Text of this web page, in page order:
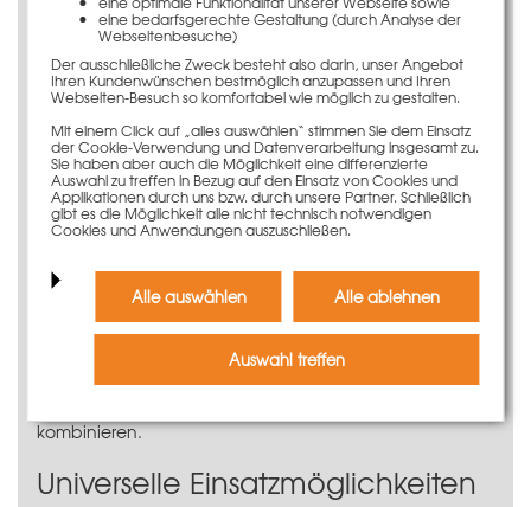
Clevere Spannstellenanordnung
Die außenliegenden Spannstellen des NeoR-Elements
15 x 90 cm ermöglichen viele verschiedene
Anwendungs- und Kombinationsfälle.
Grundsätzlich wird jeweils links oder rechts am
Elementstoß gespannt. Die oberste Spannstelle kann
durch eine Distanzlasche ersetzt werden – so werden
Spannstellen reduziert und es entsteht ein perfektes
Betonbild.
Kompatibilität mit allen
PASCHAL-Schalungssystemen
Das NeoR-Element lässt sich mit den
systemgebundenen Verbindungsmitteln bzw. der
kombinieren.
Universelle Einsatzmöglichkeiten
eine bedarfsgerechte Gestaltung (durch Analyse der
Webseitenbesuche)
Der ausschließliche Zweck besteht also darin, unser Angebot
Ihren Kundenwünschen bestmöglich anzupassen und Ihren
Webseiten-Besuch so komfortabel wie möglich zu gestalten.
Mit einem Click auf „alles auswählen“ stimmen Sie dem Einsatz
der Cookie-Verwendung und Datenverarbeitung insgesamt zu.
Sie haben aber auch die Möglichkeit eine differenzierte
Auswahl zu treffen in Bezug auf den Einsatz von Cookies und
Applikationen durch uns bzw. durch unsere Partner. Schließlich
gibt es die Möglichkeit alle nicht technisch notwendigen
Cookies und Anwendungen auszuschließen.
Alle auswählen Alle ablehnen
Auswahl treffen